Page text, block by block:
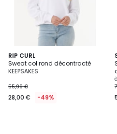
RIP CURL
Sweat col rond décontracté
KEEPSAKES
55,99 €
28,00 € -49%